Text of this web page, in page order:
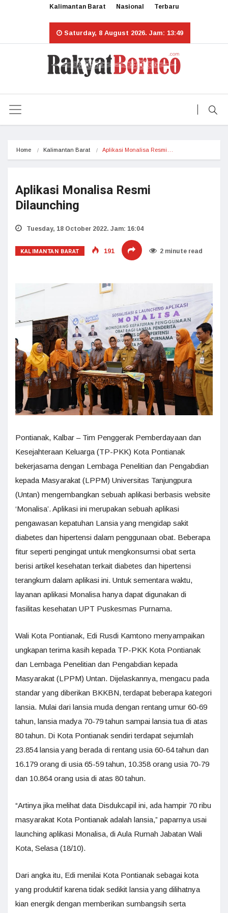
Kalimantan Barat Nasional Terbaru
Saturday, 8 August 2026. Jam: 13:49
Home Kalimantan Barat Aplikasi Monalisa Resmi…
Aplikasi Monalisa Resmi
Dilaunching
Tuesday, 18 October 2022. Jam: 16:04
KALIMANTAN BARAT 191 2 minute read
Pontianak, Kalbar – Tim Penggerak Pemberdayaan dan
Kesejahteraan Keluarga (TP-PKK) Kota Pontianak
bekerjasama dengan Lembaga Penelitian dan Pengabdian
kepada Masyarakat (LPPM) Universitas Tanjungpura
(Untan) mengembangkan sebuah aplikasi berbasis website
‘Monalisa’. Aplikasi ini merupakan sebuah aplikasi
pengawasan kepatuhan Lansia yang mengidap sakit
diabetes dan hipertensi dalam penggunaan obat. Beberapa
fitur seperti pengingat untuk mengkonsumsi obat serta
berisi artikel kesehatan terkait diabetes dan hipertensi
terangkum dalam aplikasi ini. Untuk sementara waktu,
layanan aplikasi Monalisa hanya dapat digunakan di
fasilitas kesehatan UPT Puskesmas Purnama.
Wali Kota Pontianak, Edi Rusdi Kamtono menyampaikan
ungkapan terima kasih kepada TP-PKK Kota Pontianak
dan Lembaga Penelitian dan Pengabdian kepada
Masyarakat (LPPM) Untan. Dijelaskannya, mengacu pada
standar yang diberikan BKKBN, terdapat beberapa kategori
lansia. Mulai dari lansia muda dengan rentang umur 60-69
tahun, lansia madya 70-79 tahun sampai lansia tua di atas
80 tahun. Di Kota Pontianak sendiri terdapat sejumlah
23.854 lansia yang berada di rentang usia 60-64 tahun dan
16.179 orang di usia 65-59 tahun, 10.358 orang usia 70-79
dan 10.864 orang usia di atas 80 tahun.
“Artinya jika melihat data Disdukcapil ini, ada hampir 70 ribu
masyarakat Kota Pontianak adalah lansia,” paparnya usai
launching aplikasi Monalisa, di Aula Rumah Jabatan Wali
Kota, Selasa (18/10).
Dari angka itu, Edi menilai Kota Pontianak sebagai kota
yang produktif karena tidak sedikit lansia yang dilihatnya
kian energik dengan memberikan sumbangsih serta